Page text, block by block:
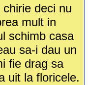
deci nu
mult in
schimb casa
sa-i dau un
fie drag sa
uit la floricele.